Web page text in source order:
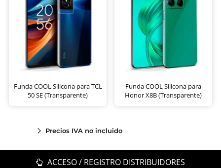
Funda COOL Silicona para TCL
50 SE (Transparente)
Funda COOL Silicona para
Honor X8B (Transparente)
Precios IVA no incluido
ACCESO / REGISTRO DISTRIBUIDORES